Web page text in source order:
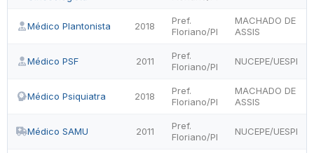
Médico Plantonista 2018
Pref.
Floriano/PI
MACHADO DE
ASSIS
Médico PSF 2011
Pref.
Floriano/PI
NUCEPE/UESPI
Médico Psiquiatra 2018
Pref.
Floriano/PI
MACHADO DE
ASSIS
Médico SAMU 2011
Pref.
Floriano/PI
NUCEPE/UESPI